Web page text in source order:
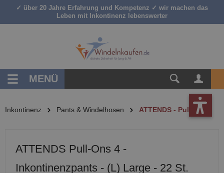
springen
✓ über 20 Jahre Erfahrung und Kompetenz ✓ wir machen das
Leben mit Inkontinenz lebenswerter
MENÜ
Inkontinenz Pants & Windelhosen ATTENDS - Pull-Ons
ATTENDS Pull-Ons 4 -
Inkontinenzpants - (L) Large - 22 St.